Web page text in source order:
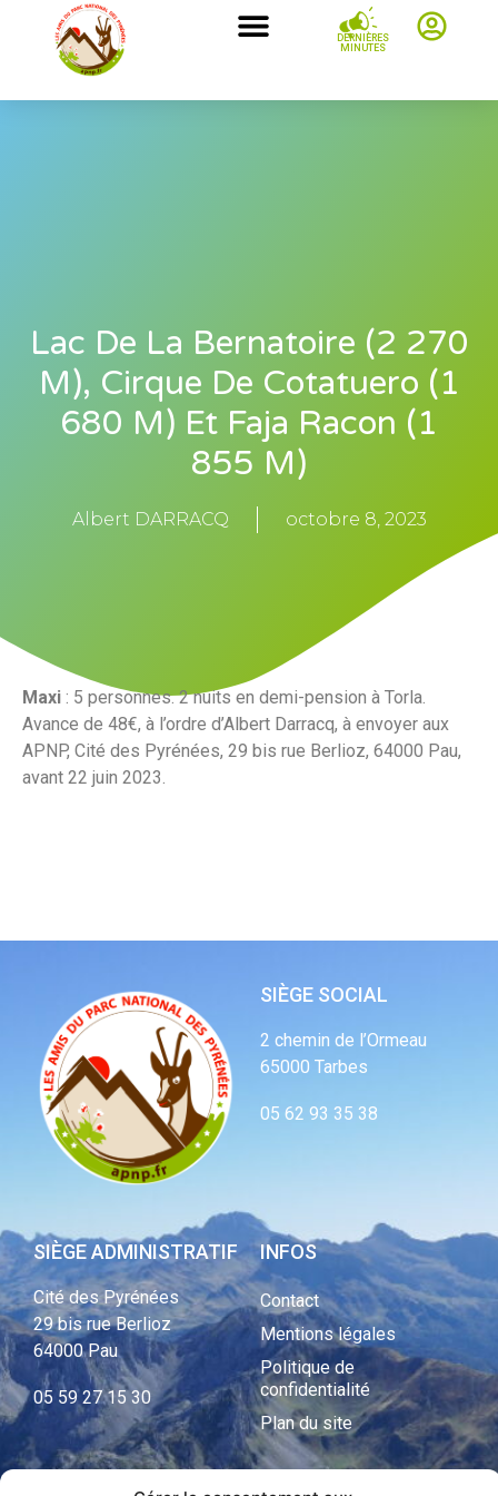
DERNIÈRES
MINUTES
Lac De La Bernatoire (2 270
M), Cirque De Cotatuero (1
680 M) Et Faja Racon (1
855 M)
Albert DARRACQ octobre 8, 2023
Maxi : 5 personnes. 2 nuits en demi-pension à Torla.
Avance de 48€, à l’ordre d’Albert Darracq, à envoyer aux
APNP, Cité des Pyrénées, 29 bis rue Berlioz, 64000 Pau,
avant 22 juin 2023.
SIÈGE SOCIAL
2 chemin de l’Ormeau
65000 Tarbes
05 62 93 35 38
SIÈGE ADMINISTRATIF
Cité des Pyrénées
29 bis rue Berlioz
64000 Pau
05 59 27 15 30
INFOS
Contact
Mentions légales
Politique de
confidentialité
Plan du site